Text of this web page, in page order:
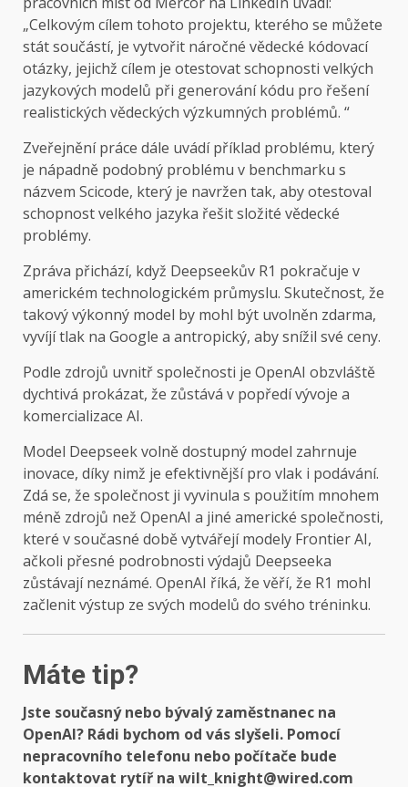
„Celkovým cílem tohoto projektu, kterého se můžete
stát součástí, je vytvořit náročné vědecké kódovací
otázky, jejichž cílem je otestovat schopnosti velkých
jazykových modelů při generování kódu pro řešení
realistických vědeckých výzkumných problémů. “
Zveřejnění práce dále uvádí příklad problému, který
je nápadně podobný problému v benchmarku s
názvem Scicode, který je navržen tak, aby otestoval
schopnost velkého jazyka řešit složité vědecké
problémy.
Zpráva přichází, když Deepseekův R1 pokračuje v
americkém technologickém průmyslu. Skutečnost, že
takový výkonný model by mohl být uvolněn zdarma,
vyvíjí tlak na Google a antropický, aby snížil své ceny.
Podle zdrojů uvnitř společnosti je OpenAI obzvláště
dychtivá prokázat, že zůstává v popředí vývoje a
komercializace AI.
Model Deepseek volně dostupný model zahrnuje
inovace, díky nimž je efektivnější pro vlak i podávání.
Zdá se, že společnost ji vyvinula s použitím mnohem
méně zdrojů než OpenAI a jiné americké společnosti,
které v současné době vytvářejí modely Frontier AI,
ačkoli přesné podrobnosti výdajů Deepseeka
zůstávají neznámé. OpenAI říká, že věří, že R1 mohl
začlenit výstup ze svých modelů do svého tréninku.
Máte tip?
Jste současný nebo bývalý zaměstnanec na
OpenAI? Rádi bychom od vás slyšeli. Pomocí
nepracovního telefonu nebo počítače bude
kontaktovat rytíř na wilt_knight@wired.com